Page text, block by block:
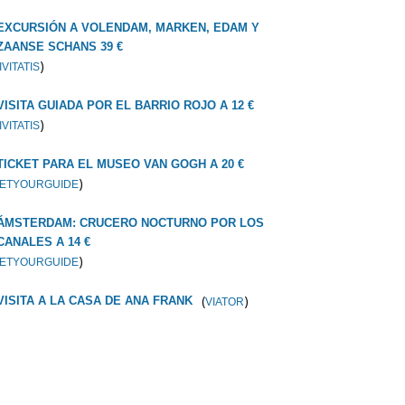
A VOLENDAM, MARKEN, EDAM Y
SCHANS 39 €
)
GUIADA POR EL BARRIO ROJO A 12 €
)
PARA EL MUSEO VAN GOGH A 20 €
)
CRUCERO NOCTURNO POR LOS
A 14 €
)
A LA CASA DE ANA FRANK (VIATOR)